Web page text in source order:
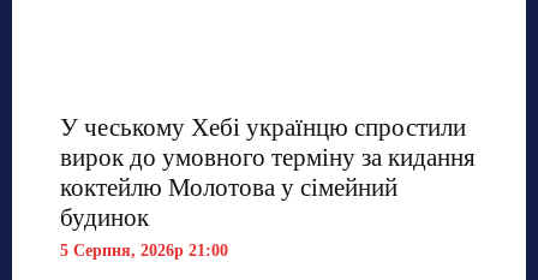
У чеському Хебі українцю спростили
вирок до умовного терміну за кидання
коктейлю Молотова у сімейний
будинок
5 Серпня, 2026р 21:00